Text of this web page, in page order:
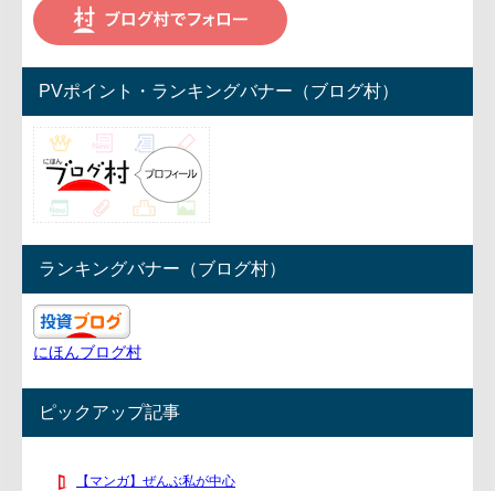
PVポイント・ランキングバナー（ブログ村）
ランキングバナー（ブログ村）
にほんブログ村
ピックアップ記事